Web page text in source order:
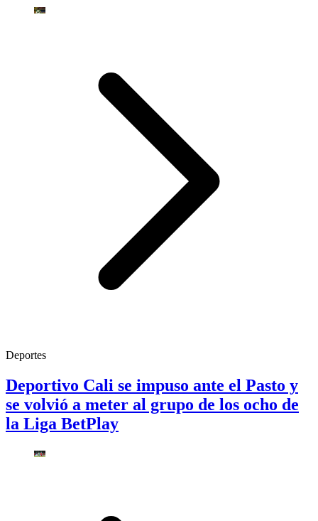
Deportes
Deportivo Cali se impuso ante el Pasto y
se volvió a meter al grupo de los ocho de
la Liga BetPlay